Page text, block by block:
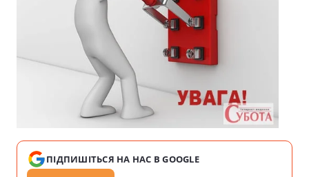
ПІДПИШІТЬСЯ НА НАС В GOOGLE